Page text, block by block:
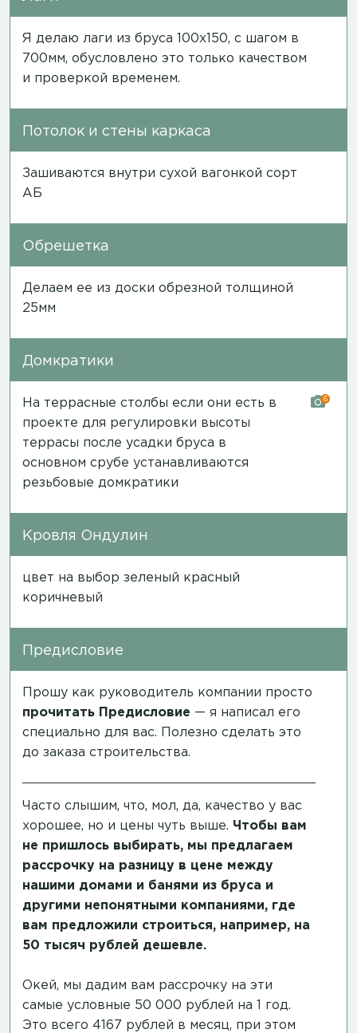
Я делаю лаги из бруса 100х150, с шагом в
700мм, обусловлено это только качеством
и проверкой временем.
Потолок и стены каркаса
Зашиваются внутри сухой вагонкой сорт
АБ
Обрешетка
Делаем ее из доски обрезной толщиной
25мм
Домкратики
На террасные столбы если они есть в
проекте для регулировки высоты
террасы после усадки бруса в
основном срубе устанавливаются
резьбовые домкратики
6
Кровля Ондулин
цвет на выбор зеленый красный
коричневый
Предисловие
Прошу как руководитель компании просто
прочитать Предисловие — я написал его
специально для вас. Полезно сделать это
до заказа строительства.
Часто слышим, что, мол, да, качество у вас
хорошее, но и цены чуть выше. Чтобы вам
не пришлось выбирать, мы предлагаем
рассрочку на разницу в цене между
нашими домами и банями из бруса и
другими непонятными компаниями, где
вам предложили строиться, например, на
50 тысяч рублей дешевле.
Окей, мы дадим вам рассрочку на эти
самые условные 50 000 рублей на 1 год.
Это всего 4167 рублей в месяц, при этом